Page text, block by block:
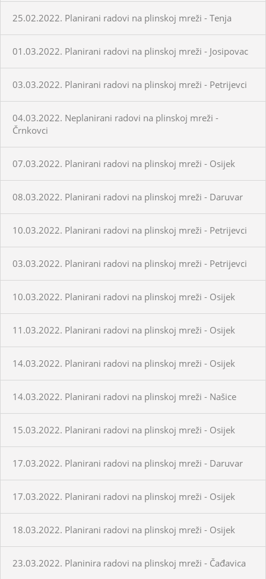
25.02.2022. Planirani radovi na plinskoj mreži - Tenja
01.03.2022. Planirani radovi na plinskoj mreži - Josipovac
03.03.2022. Planirani radovi na plinskoj mreži - Petrijevci
04.03.2022. Neplanirani radovi na plinskoj mreži -
Črnkovci
07.03.2022. Planirani radovi na plinskoj mreži - Osijek
08.03.2022. Planirani radovi na plinskoj mreži - Daruvar
10.03.2022. Planirani radovi na plinskoj mreži - Petrijevci
03.03.2022. Planirani radovi na plinskoj mreži - Petrijevci
10.03.2022. Planirani radovi na plinskoj mreži - Osijek
11.03.2022. Planirani radovi na plinskoj mreži - Osijek
14.03.2022. Planirani radovi na plinskoj mreži - Osijek
14.03.2022. Planirani radovi na plinskoj mreži - Našice
15.03.2022. Planirani radovi na plinskoj mreži - Osijek
17.03.2022. Planirani radovi na plinskoj mreži - Daruvar
17.03.2022. Planirani radovi na plinskoj mreži - Osijek
18.03.2022. Planirani radovi na plinskoj mreži - Osijek
23.03.2022. Planinira radovi na plinskoj mreži - Čađavica